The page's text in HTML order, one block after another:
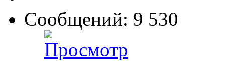
Сообщений: 9 530